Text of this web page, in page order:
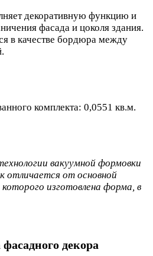
декоративную функцию и
фасада и цоколя здания.
в качестве бордюра между
комплекта: 0,0551 кв.м.
вакуумной формовки
отличается от основной
изготовлена форма, в
декора